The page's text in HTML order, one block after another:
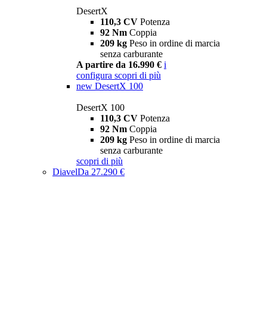
DesertX
110,3 CV Potenza
92 Nm Coppia
209 kg Peso in ordine di marcia
senza carburante
A partire da 16.990 € i
configura scopri di più
new DesertX 100
DesertX 100
110,3 CV Potenza
92 Nm Coppia
209 kg Peso in ordine di marcia
senza carburante
scopri di più
DiavelDa 27.290 €